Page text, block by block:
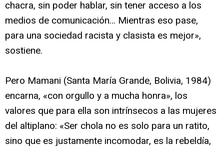
chacra, sin poder hablar, sin tener acceso a los
medios de comunicación… Mientras eso pase,
para una sociedad racista y clasista es mejor»,
sostiene.
Pero Mamani (Santa María Grande, Bolivia, 1984)
encarna, «con orgullo y a mucha honra», los
valores que para ella son intrínsecos a las mujeres
del altiplano: «Ser chola no es solo para un ratito,
sino que es justamente incomodar, es la rebeldía,